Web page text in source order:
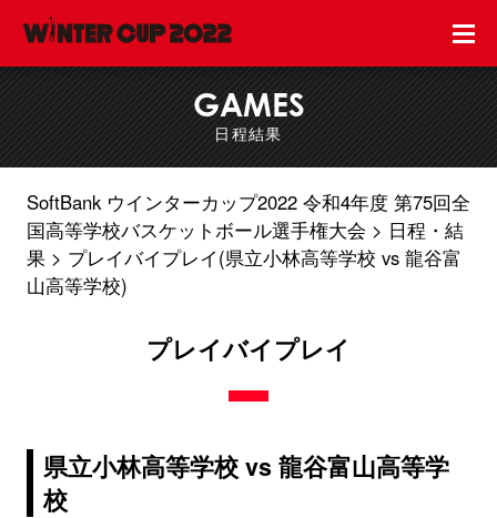
GAMES
日程結果
SoftBank ウインターカップ2022 令和4年度 第75回全
国高等学校バスケットボール選手権大会
日程・結
果
プレイバイプレイ(県立小林高等学校 vs 龍谷富
山高等学校)
プレイバイプレイ
県立小林高等学校 vs 龍谷富山高等学
校